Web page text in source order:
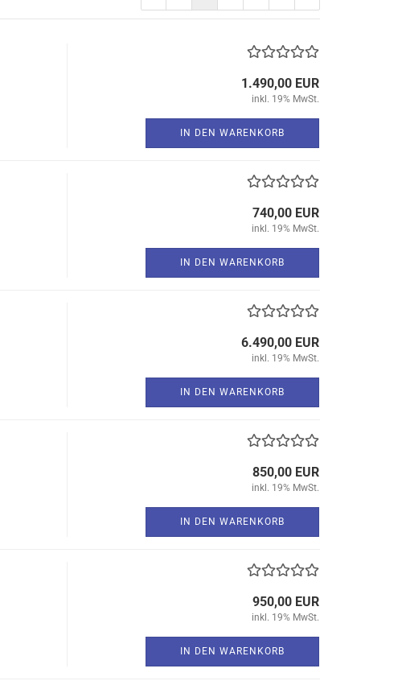
1.490,00 EUR
inkl. 19% MwSt.
IN DEN WARENKORB
740,00 EUR
inkl. 19% MwSt.
IN DEN WARENKORB
6.490,00 EUR
inkl. 19% MwSt.
IN DEN WARENKORB
850,00 EUR
inkl. 19% MwSt.
IN DEN WARENKORB
950,00 EUR
inkl. 19% MwSt.
IN DEN WARENKORB